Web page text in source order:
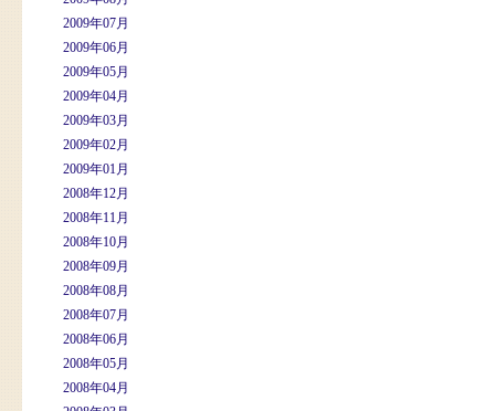
2009年07月
2009年06月
2009年05月
2009年04月
2009年03月
2009年02月
2009年01月
2008年12月
2008年11月
2008年10月
2008年09月
2008年08月
2008年07月
2008年06月
2008年05月
2008年04月